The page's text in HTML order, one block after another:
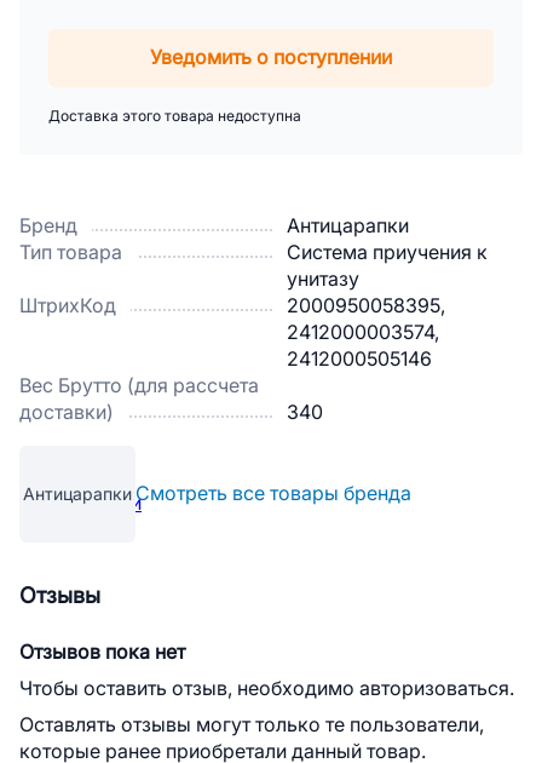
Бренд
Антицарапки
Тип товара
Система приучения к
унитазу
ШтрихКод
2000950058395,
2412000003574,
2412000505146
Вес Брутто (для рассчета
доставки)
340
Антицарапки Смотреть все товары бренда
Уведомить о поступлении
Доставка этого товара недоступна
Отзывы
Отзывов пока нет
Чтобы оставить отзыв, необходимо авторизоваться.
Оставлять отзывы могут только те пользователи,
которые ранее приобретали данный товар.